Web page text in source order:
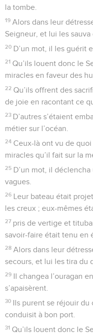
la tombe.
19 Alors dans leur
Seigneur, et lui les sauva
20 D’un mot, il les guérit
21 Qu’ils louent donc le
miracles en faveur des
22 Qu’ils offrent des
de joie en racontant ce
23 D’autres s’étaient
métier sur l’océan.
24 Ceux-là ont vu de
miracles qu’il fait sur la
25 D’un mot, il
vagues.
26 Leur bateau était
les creux ; eux-mêmes
27 pris de vertige et
savoir-faire était tenu en
28 Alors dans leur
secours, et lui les tira du
29 Il changea l’ouragan
s’apaisèrent.
30 Ils purent se réjouir du
conduisit à bon port.
31 Qu’ils louent donc le